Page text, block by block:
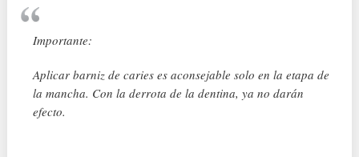
Importante:
Aplicar barniz de caries es aconsejable solo en la etapa de
la mancha. Con la derrota de la dentina, ya no darán
efecto.